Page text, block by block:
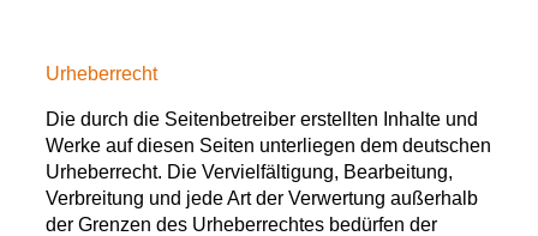
Urheberrecht
Die durch die Seitenbetreiber erstellten Inhalte und
Werke auf diesen Seiten unterliegen dem deutschen
Urheberrecht. Die Vervielfältigung, Bearbeitung,
Verbreitung und jede Art der Verwertung außerhalb
der Grenzen des Urheberrechtes bedürfen der